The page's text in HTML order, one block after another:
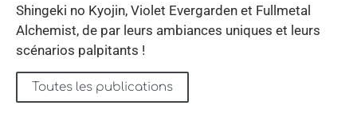
Shingeki no Kyojin, Violet Evergarden et Fullmetal
Alchemist, de par leurs ambiances uniques et leurs
scénarios palpitants !
Toutes les publications